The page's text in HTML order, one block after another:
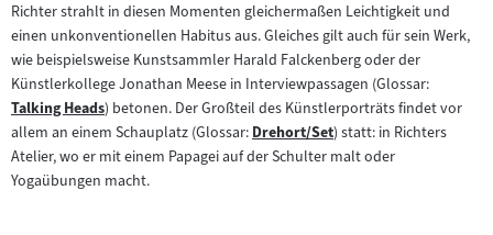
Richter strahlt in diesen Momenten gleichermaßen Leichtigkeit und
einen unkonventionellen Habitus aus. Gleiches gilt auch für sein Werk,
wie beispielsweise Kunstsammler Harald Falckenberg oder der
Künstlerkollege Jonathan Meese in Interviewpassagen (Glossar:
Zum
Inhalt:
Talking Heads) betonen. Der Großteil des Künstlerporträts findet vor
allem an einem Schauplatz (Glossar:Zum
Inhalt:
Drehort/Set) statt: in Richters
Atelier, wo er mit einem Papagei auf der Schulter malt oder
Yogaübungen macht.